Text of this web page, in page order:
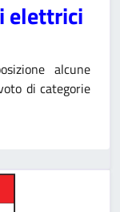
elettrici
alcune
di categorie